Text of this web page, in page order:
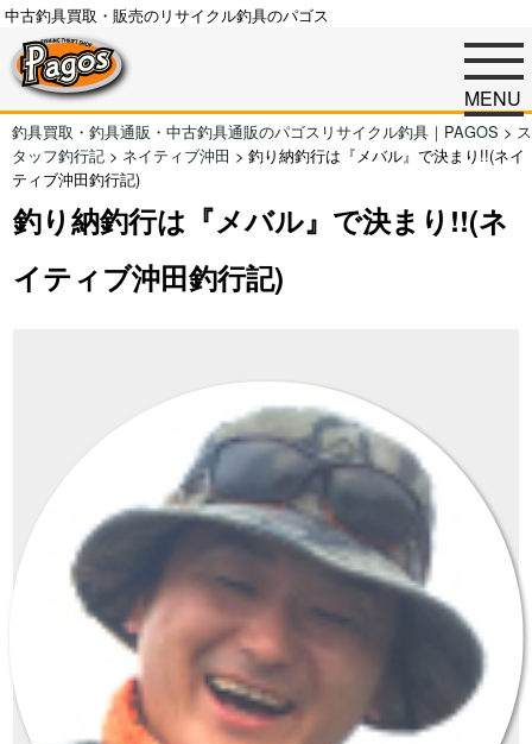
中古釣具買取・販売のリサイクル釣具のパゴス
MENU
釣具買取・釣具通販・中古釣具通販のパゴスリサイクル釣具｜PAGOS > ス
タッフ釣行記 > ネイティブ沖田 > 釣り納釣行は『メバル』で決まり!!(ネイ
ティブ沖田釣行記)
釣り納釣行は『メバル』で決まり!!(ネ
イティブ沖田釣行記)